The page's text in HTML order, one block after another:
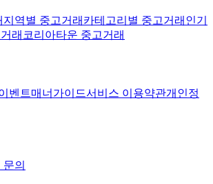
지역별 중고거래 카테고리별 중고거래 인기
래 코리아타운 중고거래
벤트매너가이드서비스 이용약관개인정
문의